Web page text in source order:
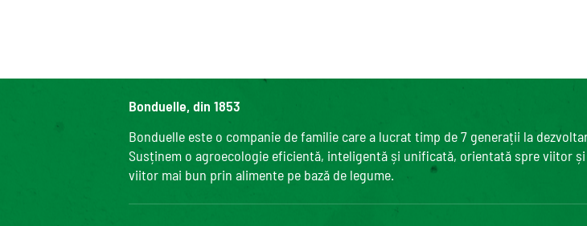
Bonduelle, din 1853
Bonduelle este o companie de familie care a lucrat timp de 7 generații la
Susținem o agroecologie eficientă, inteligentă și unificată, orientată spre viitor
viitor mai bun prin alimente pe bază de legume.